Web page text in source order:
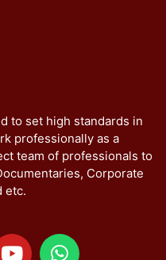
to set high standards in
professionally as a
team of professionals to
Corporate
etc.